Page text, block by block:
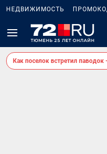
НЕДВИЖИМОСТЬ
Как поселок встретил